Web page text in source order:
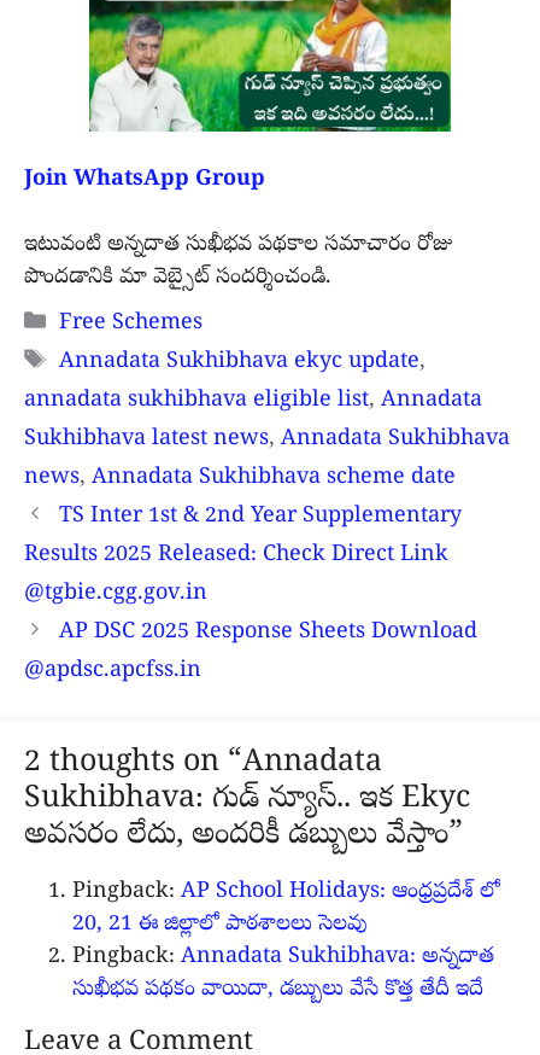
Join WhatsApp Group
ఇటువంటి అన్నదాత సుఖీభవ పథకాల సమాచారం రోజు
పొందడానికి మా వెబ్సైట్ సందర్శించండి.
Categories
Free Schemes
Tags
Annadata Sukhibhava ekyc update,
annadata sukhibhava eligible list, Annadata
Sukhibhava latest news, Annadata Sukhibhava
news, Annadata Sukhibhava scheme date
TS Inter 1st & 2nd Year Supplementary
Results 2025 Released: Check Direct Link
@tgbie.cgg.gov.in
AP DSC 2025 Response Sheets Download
@apdsc.apcfss.in
2 thoughts on “Annadata
Sukhibhava: గుడ్ న్యూస్.. ఇక Ekyc
అవసరం లేదు, అందరికీ డబ్బులు వేస్తాం”
Pingback: AP School Holidays: ఆంధ్రప్రదేశ్ లో
20, 21 ఈ జిల్లాలో పాఠశాలలు సెలవు
Pingback: Annadata Sukhibhava: అన్నదాత
సుఖీభవ పథకం వాయిదా, డబ్బులు వేసే కొత్త తేదీ ఇదే
Leave a Comment